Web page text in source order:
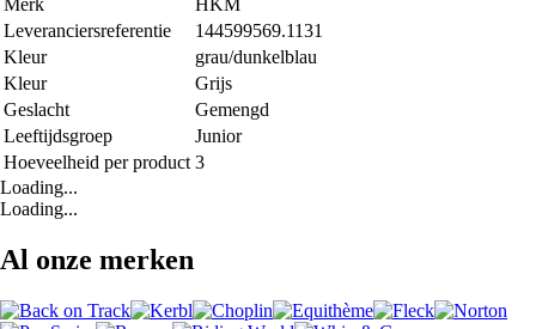
Merk
HKM
Leveranciersreferentie
144599569.1131
Kleur
grau/dunkelblau
Kleur
Grijs
Geslacht
Gemengd
Leeftijdsgroep
Junior
Hoeveelheid per product 3
Loading...
Loading...
Al onze merken